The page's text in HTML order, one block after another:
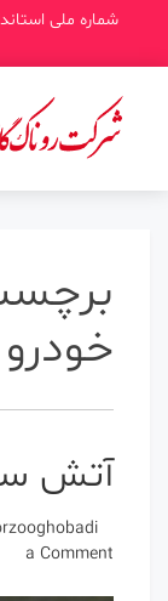
شماره ملی استاندارد
خودرو
آتش
a Comment